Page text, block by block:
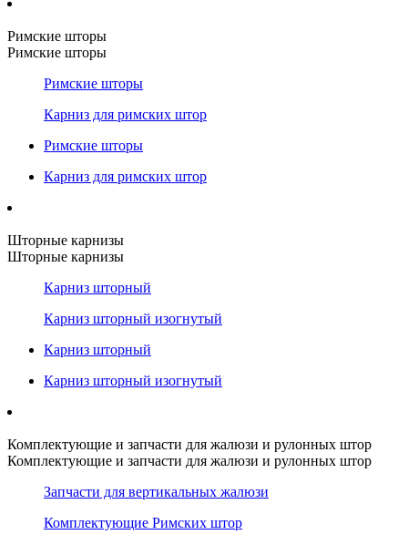
Римские шторы
Римские шторы
Римские шторы
Карниз для римских штор
Римские шторы
Карниз для римских штор
Шторные карнизы
Шторные карнизы
Карниз шторный
Карниз шторный изогнутый
Карниз шторный
Карниз шторный изогнутый
Комплектующие и запчасти для жалюзи и рулонных штор
Комплектующие и запчасти для жалюзи и рулонных штор
Запчасти для вертикальных жалюзи
Комплектующие Римских штор